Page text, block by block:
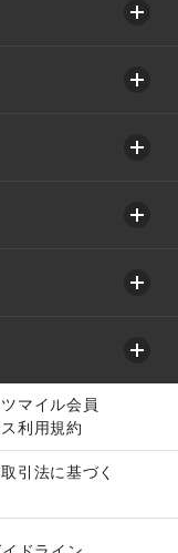
マイル会員
利用規約
引法に基づく